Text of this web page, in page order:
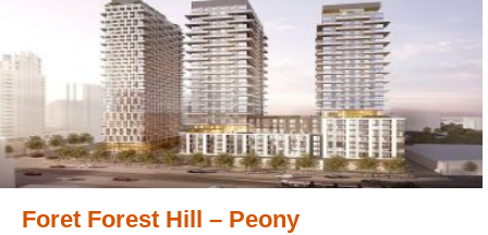
Foret Forest Hill – Peony